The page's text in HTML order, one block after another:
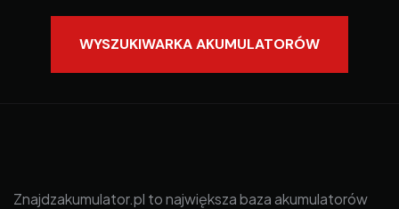
WYSZUKIWARKA AKUMULATORÓW
Znajdzakumulator.pl to największa baza akumulatorów